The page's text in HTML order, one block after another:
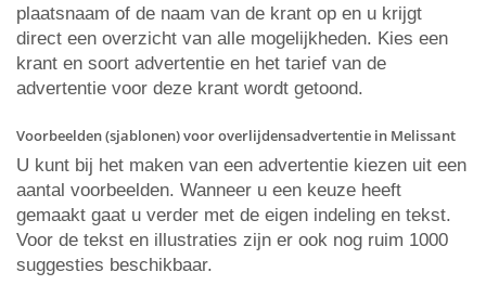
plaatsnaam of de naam van de krant op en u krijgt
direct een overzicht van alle mogelijkheden. Kies een
krant en soort advertentie en het tarief van de
advertentie voor deze krant wordt getoond.
Voorbeelden (sjablonen) voor overlijdensadvertentie in Melissant
U kunt bij het maken van een advertentie kiezen uit een
aantal voorbeelden. Wanneer u een keuze heeft
gemaakt gaat u verder met de eigen indeling en tekst.
Voor de tekst en illustraties zijn er ook nog ruim 1000
suggesties beschikbaar.